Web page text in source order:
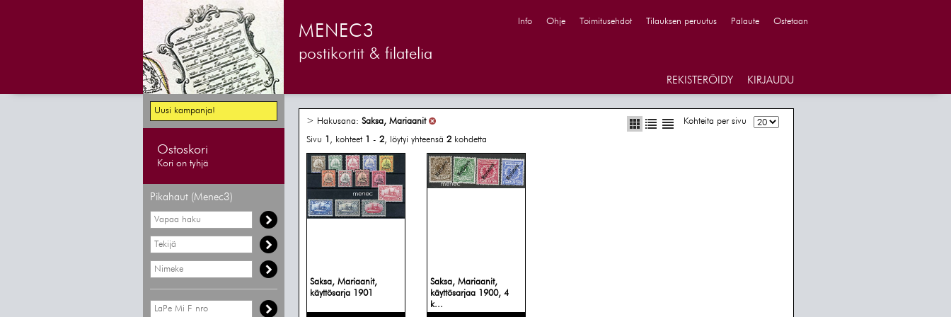
MENEC3
postikortit & filatelia
Info Ohje Toimitusehdot Tilauksen peruutus Palaute Ostetaan
REKISTERÖIDY KIRJAUDU
Uusi kampanja!
Ostoskori
Kori on tyhjä
Pikahaut (Menec3)
Kohteita per sivu
> Hakusana: Saksa, Mariaanit
Sivu 1 , kohteet 1 - 2, löytyi yhteensä 2 kohdetta
Saksa, Mariaanit,
käyttösarja 1901
Saksa, Mariaanit,
käyttösarjaa 1900, 4
k...